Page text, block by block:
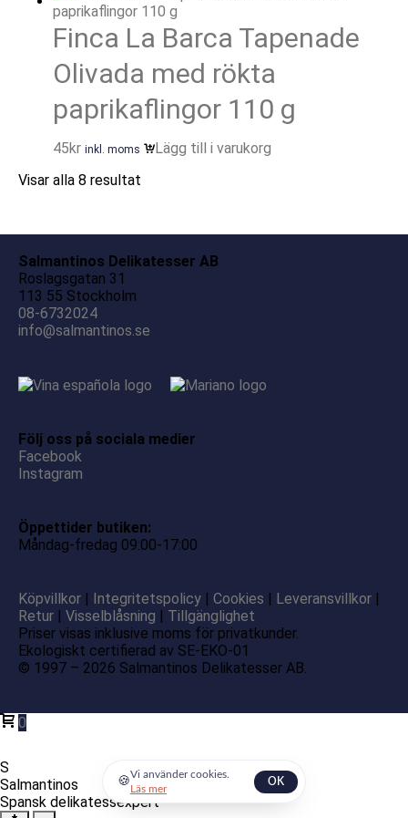
Finca La Barca Tapenade
Olivada med rökta
paprikaflingor 110 g
45kr inkl. moms
Lägg till i varukorg
Visar alla 8 resultat
Salmantinos Delikatesser AB
Roslagsgatan 31
113 55 Stockholm
08-6732024
info@salmantinos.se
Följ oss på sociala medier
Facebook
Instagram
Öppettider butiken:
Måndag-fredag 09:00-17:00
Köpvillkor Integritetspolicy Cookies Leveransvillkor
Retur
Visselblåsning
Tillgänglighet
Priser visas inklusive moms för privatkunder.
Ekologiskt certifierad av SE-EKO-01
© 1997 – 2026 Salmantinos Delikatesser AB.
0
S
Salmantinos
Spansk delikatessexpert
🍪Vi använder cookies.
Läs mer
OK